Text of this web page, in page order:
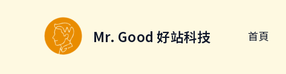
Mr. Good 好站科技 首頁